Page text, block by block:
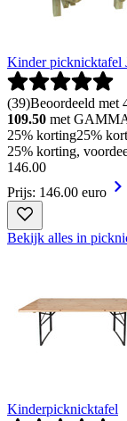
Kinder picknicktafel
(39)Beoordeeld met
109.50 met
25% korting25%
25% korting,
146.00
Prijs: 146.00 euro
Bekijk alles in
Kinderpicknicktafel